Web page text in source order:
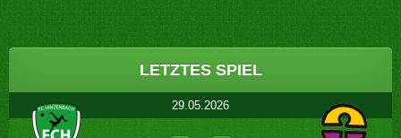
LETZTES SPIEL
29.05.2026